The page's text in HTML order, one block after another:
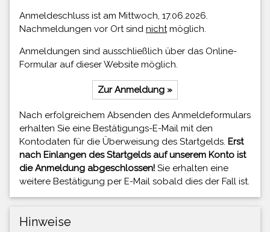
Anmeldeschluss ist am Mittwoch, 17.06.2026.
Nachmeldungen vor Ort sind nichtmöglich.
Anmeldungen sind ausschließlich über das Online-
Formular auf dieser Website möglich.
Zur Anmeldung »
Nach erfolgreichem Absenden des Anmeldeformulars
erhalten Sie eine Bestätigungs-E-Mail mit den
Kontodaten für die Überweisung des Startgelds. Erst
nach Einlangen des Startgelds auf unserem Konto ist
die Anmeldung abgeschlossen! Sie erhalten eine
weitere Bestätigung per E-Mail sobald dies der Fall ist.
Hinweise